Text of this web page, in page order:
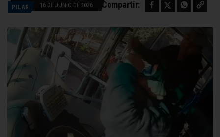
PILAR 16 DE JUNIO DE 2026 Compartir: Facebook Twitter WhatsApp Copy link